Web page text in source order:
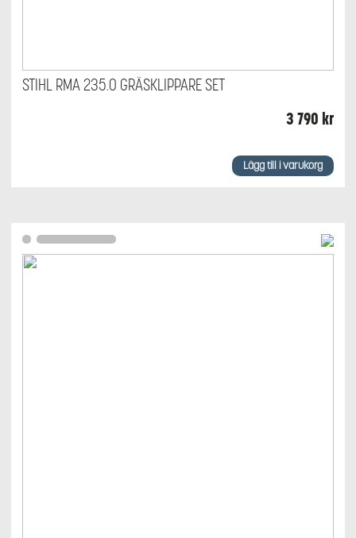
STIHL RMA 235.0 GRÄSKLIPPARE SET
3 790 kr
Lägg till i varukorg